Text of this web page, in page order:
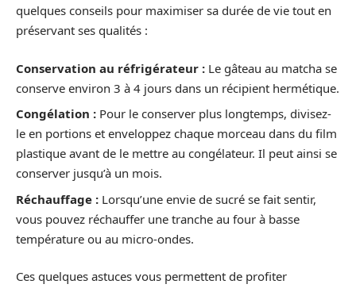
quelques conseils pour maximiser sa durée de vie tout en
préservant ses qualités :
Conservation au réfrigérateur : Le gâteau au matcha se
conserve environ 3 à 4 jours dans un récipient hermétique.
Congélation : Pour le conserver plus longtemps, divisez-
le en portions et enveloppez chaque morceau dans du film
plastique avant de le mettre au congélateur. Il peut ainsi se
conserver jusqu’à un mois.
Réchauffage : Lorsqu’une envie de sucré se fait sentir,
vous pouvez réchauffer une tranche au four à basse
température ou au micro-ondes.
Ces quelques astuces vous permettent de profiter